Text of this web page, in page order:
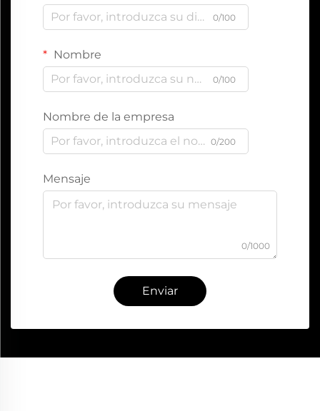
0/100
Nombre
0/100
Nombre de la empresa
0/200
Mensaje
0/1000
Enviar